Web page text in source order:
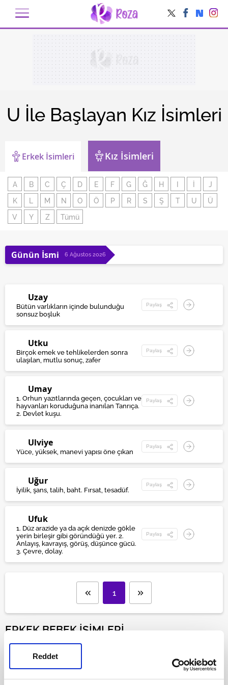
Reddet
U İle Başlayan Kız İsimleri
Erkek İsimleri Kız İsimleri
A B C Ç D E F G Ğ H
J
K
M N O Ö P R S Ş T U
Ü
V
Y Z Tümü
Günün İsmi 6 Ağustos 2026
Uzay
Bütün varlıkların içinde bulunduğu
sonsuz boşluk
Paylaş
Utku
Birçok emek ve tehlikelerden sonra
ulaşılan, mutlu sonuç, zafer
Paylaş
Umay
1. Orhun yazıtlarında geçen, çocukları ve
hayvanları koruduğuna inanılan Tanrıça.
2. Devlet kuşu.
Paylaş
Ulviye
Yüce, yüksek, manevi yapısı öne çıkan
Paylaş
Uğur
İyilik, şans, talih, baht. Fırsat, tesadüf.
Paylaş
Ufuk
1. Düz arazide ya da açık denizde gökle
yerin birleşir gibi göründüğü yer. 2.
Anlayış, kavrayış, görüş, düşünce gücü.
3. Çevre, dolay.
Paylaş
1
ERKEK BEBEK İSİMLERİ
Erkek isimleri, ebeveyn adaylarının hamileliğin ilk
aylarından itibaren araştırdığı konulardandır. Bireyin
doğumundan ölümüne kadar beraberinde götürdüğü